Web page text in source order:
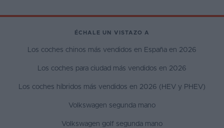
ÉCHALE UN VISTAZO A
Los coches chinos más vendidos en España en 2026
Los coches para ciudad más vendidos en 2026
Los coches híbridos más vendidos en 2026 (HEV y PHEV)
Volkswagen segunda mano
Volkswagen golf segunda mano